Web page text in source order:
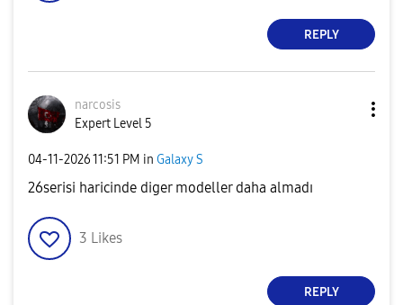
REPLY
narcosis
Expert Level 5
‎04-11-202611:51 PM in Galaxy S
26serisi haricinde diger modeller daha almadı
3 Likes
REPLY